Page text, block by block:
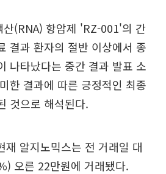
산(RNA) 항암제 'RZ-001'의 간
결과 환자의 절반 이상에서 종
나타났다는 중간 결과 발표 소
한 결과에 따른 긍정적인 최종
것으로 해석된다.
재 알지노믹스는 전 거래일 대
오른 22만원에 거래됐다.